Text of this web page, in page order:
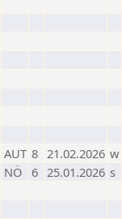
AUT 8 21.02.2026 w
NÖ 6 25.01.2026 s